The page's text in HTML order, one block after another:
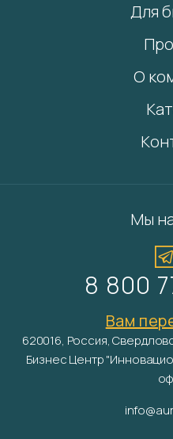
Для
О
Мы
8 800
Вам
620016, Россия,
Бизнес Центр